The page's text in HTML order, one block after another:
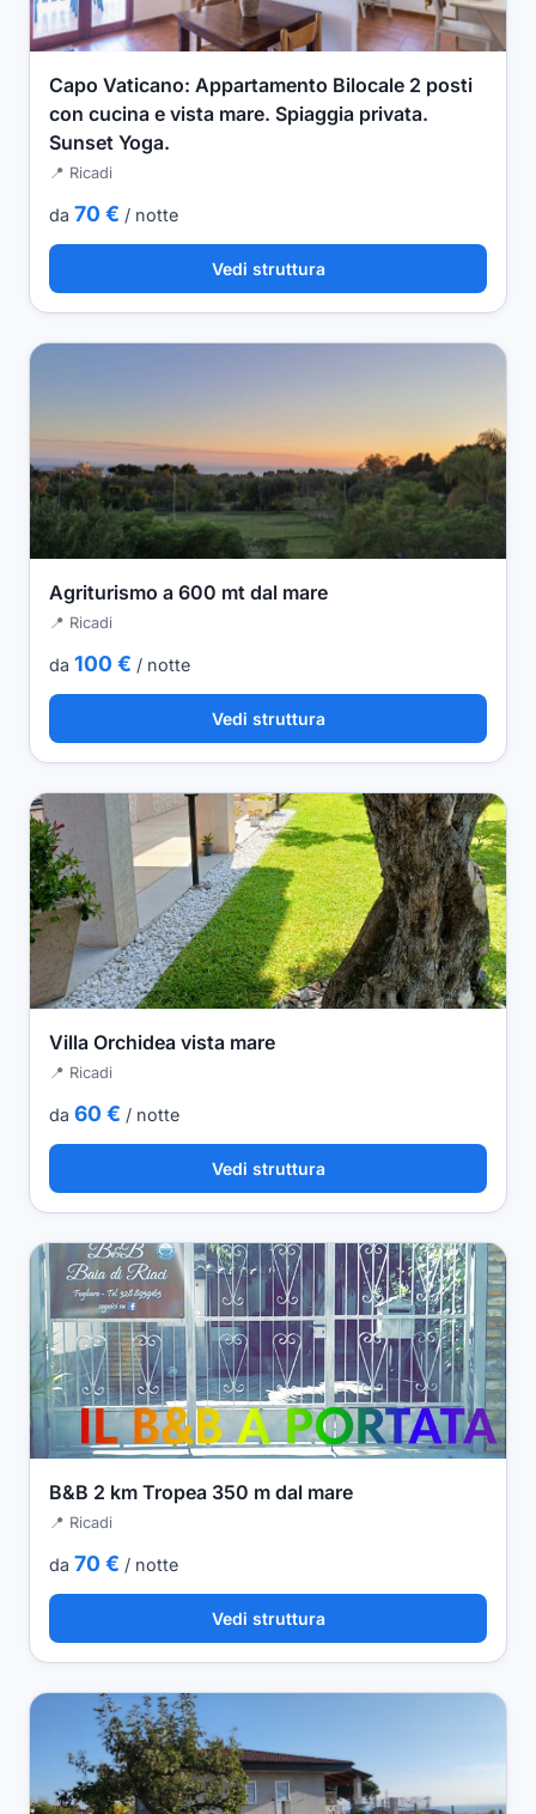
Capo Vaticano: Appartamento Bilocale 2 posti
con cucina e vista mare. Spiaggia privata.
Sunset Yoga.
📍 Ricadi
da 70 € / notte
Vedi struttura
Agriturismo a 600 mt dal mare
📍 Ricadi
da 100 € / notte
Vedi struttura
Villa Orchidea vista mare
📍 Ricadi
da 60 € / notte
Vedi struttura
B&B 2 km Tropea 350 m dal mare
📍 Ricadi
da 70 € / notte
Vedi struttura